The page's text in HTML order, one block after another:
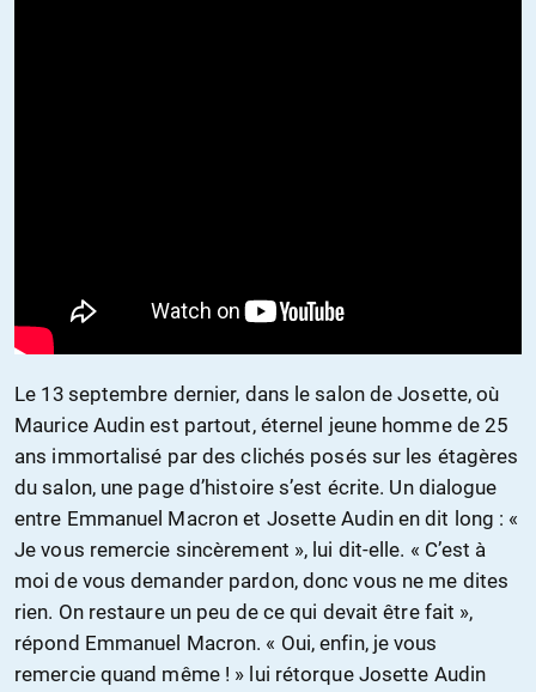
Le 13 septembre dernier, dans le salon de Josette, où
Maurice Audin est partout, éternel jeune homme de 25
ans immortalisé par des clichés posés sur les étagères
du salon, une page d’histoire s’est écrite. Un dialogue
entre Emmanuel Macron et Josette Audin en dit long : «
Je vous remercie sincèrement », lui dit-elle. « C’est à
moi de vous demander pardon, donc vous ne me dites
rien. On restaure un peu de ce qui devait être fait »,
répond Emmanuel Macron. « Oui, enfin, je vous
remercie quand même ! » lui rétorque Josette Audin